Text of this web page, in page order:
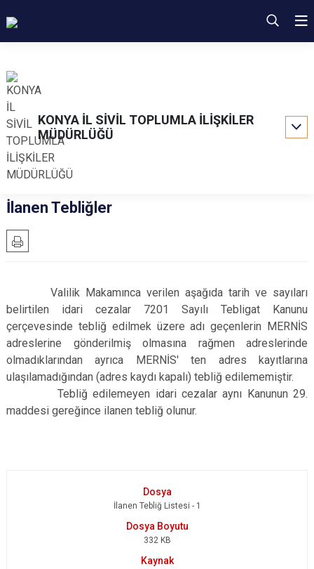
KONYA İL SİVİL TOPLUMLA İLİŞKİLER
MÜDÜRLÜĞÜ
İlanen Tebliğler
Valilik Makamınca verilen aşağıda tarih ve sayıları
belirtilen idari cezalar 7201 Sayılı Tebligat Kanunu
çerçevesinde tebliğ edilmek üzere adı geçenlerin MERNİS
adreslerine gönderilmiş olmasına rağmen adreslerinde
olmadıklarından ayrıca MERNİS' ten adres kayıtlarına
ulaşılamadığından (adres kaydı kapalı) tebliğ edilememiştir.
Tebliğ edilemeyen idari cezalar aynı Kanunun 29.
maddesi gereğince ilanen tebliğ olunur.
İlanen Tebliğ Listesi - 1
332 KB